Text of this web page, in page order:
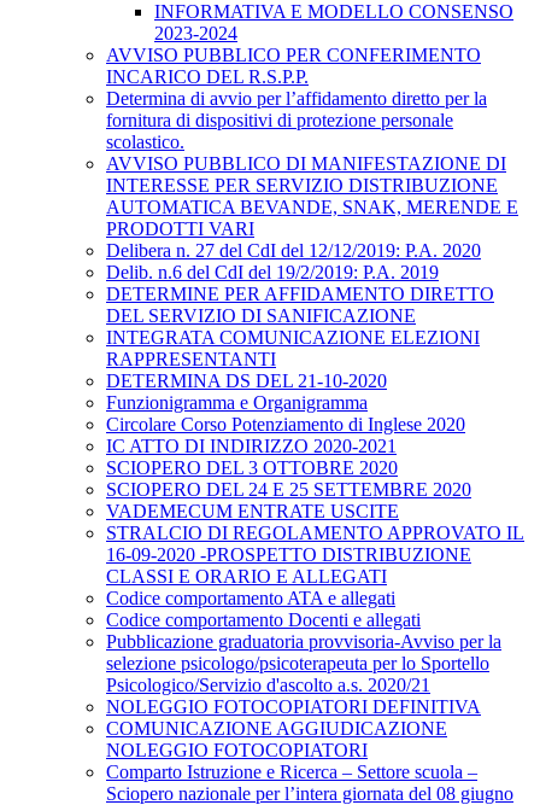
INFORMATIVA E MODELLO CONSENSO
2023-2024
AVVISO PUBBLICO PER CONFERIMENTO
INCARICO DEL R.S.P.P.
Determina di avvio per l’affidamento diretto per la
fornitura di dispositivi di protezione personale
scolastico.
AVVISO PUBBLICO DI MANIFESTAZIONE DI
INTERESSE PER SERVIZIO DISTRIBUZIONE
AUTOMATICA BEVANDE, SNAK, MERENDE E
PRODOTTI VARI
Delibera n. 27 del CdI del 12/12/2019: P.A. 2020
Delib. n.6 del CdI del 19/2/2019: P.A. 2019
DETERMINE PER AFFIDAMENTO DIRETTO
DEL SERVIZIO DI SANIFICAZIONE
INTEGRATA COMUNICAZIONE ELEZIONI
RAPPRESENTANTI
DETERMINA DS DEL 21-10-2020
Funzionigramma e Organigramma
Circolare Corso Potenziamento di Inglese 2020
IC ATTO DI INDIRIZZO 2020-2021
SCIOPERO DEL 3 OTTOBRE 2020
SCIOPERO DEL 24 E 25 SETTEMBRE 2020
VADEMECUM ENTRATE USCITE
STRALCIO DI REGOLAMENTO APPROVATO IL
16-09-2020 -PROSPETTO DISTRIBUZIONE
CLASSI E ORARIO E ALLEGATI
Codice comportamento ATA e allegati
Codice comportamento Docenti e allegati
Pubblicazione graduatoria provvisoria-Avviso per la
selezione psicologo/psicoterapeuta per lo Sportello
Psicologico/Servizio d'ascolto a.s. 2020/21
NOLEGGIO FOTOCOPIATORI DEFINITIVA
COMUNICAZIONE AGGIUDICAZIONE
NOLEGGIO FOTOCOPIATORI
Comparto Istruzione e Ricerca – Settore scuola –
Sciopero nazionale per l’intera giornata del 08 giugno